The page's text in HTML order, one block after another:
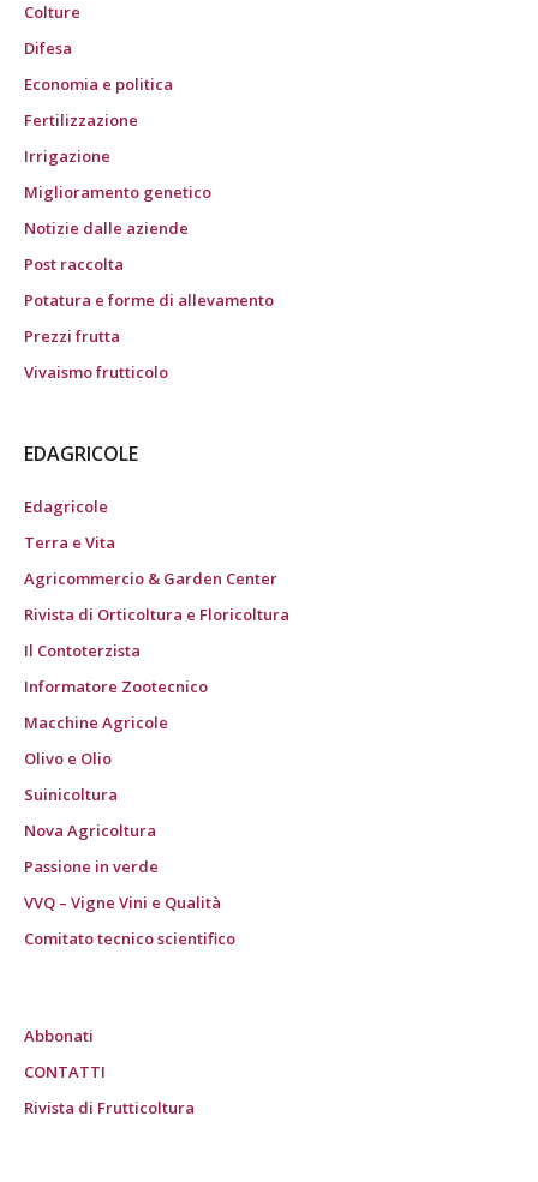
Colture
Difesa
Economia e politica
Fertilizzazione
Irrigazione
Miglioramento genetico
Notizie dalle aziende
Post raccolta
Potatura e forme di allevamento
Prezzi frutta
Vivaismo frutticolo
EDAGRICOLE
Edagricole
Terra e Vita
Agricommercio & Garden Center
Rivista di Orticoltura e Floricoltura
Il Contoterzista
Informatore Zootecnico
Macchine Agricole
Olivo e Olio
Suinicoltura
Nova Agricoltura
Passione in verde
VVQ – Vigne Vini e Qualità
Comitato tecnico scientifico
Abbonati
CONTATTI
Rivista di Frutticoltura